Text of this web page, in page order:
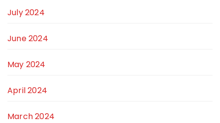
July 2024
June 2024
May 2024
April 2024
March 2024